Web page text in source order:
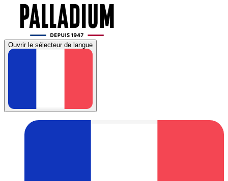
Ouvrir le sélecteur de langue